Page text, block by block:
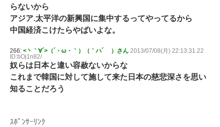
らないから
アジア.太平洋の新興国に集中するってやってるから
中国経済こけたらやばいよな。
266: <丶｀∀´>（´・ω・｀）（｀ハ´ ）さん 2013/07/08(月) 22:13:31.22
ID:bOj1n82/
奴らは日本と違い容赦ないからな
これまで韓国に対して施して来た日本の慈悲深さを思い
知ることだろう
ｽﾎﾟﾝｻｰﾘﾝｸ